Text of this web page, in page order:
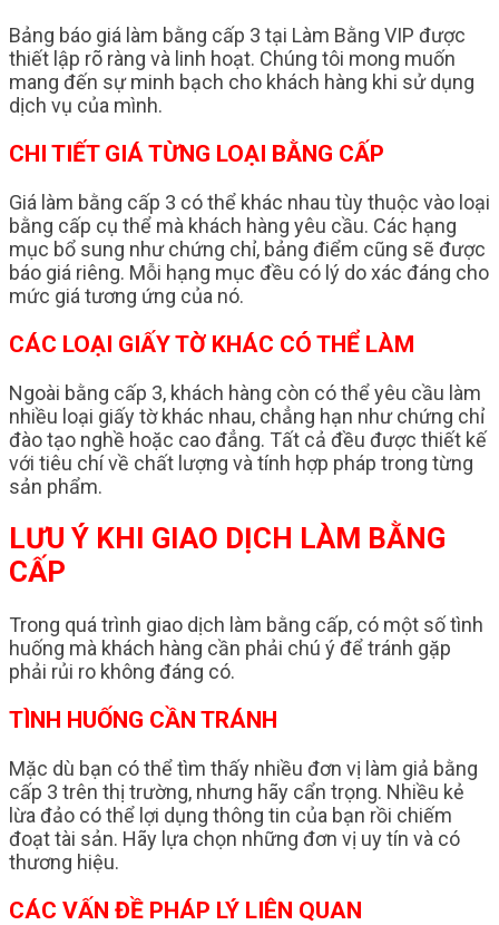
Bảng báo giá làm bằng cấp 3 tại Làm Bằng VIP được
thiết lập rõ ràng và linh hoạt. Chúng tôi mong muốn
mang đến sự minh bạch cho khách hàng khi sử dụng
dịch vụ của mình.
CHI TIẾT GIÁ TỪNG LOẠI BẰNG CẤP
Giá làm bằng cấp 3 có thể khác nhau tùy thuộc vào loại
bằng cấp cụ thể mà khách hàng yêu cầu. Các hạng
mục bổ sung như chứng chỉ, bảng điểm cũng sẽ được
báo giá riêng. Mỗi hạng mục đều có lý do xác đáng cho
mức giá tương ứng của nó.
CÁC LOẠI GIẤY TỜ KHÁC CÓ THỂ LÀM
Ngoài bằng cấp 3, khách hàng còn có thể yêu cầu làm
nhiều loại giấy tờ khác nhau, chẳng hạn như chứng chỉ
đào tạo nghề hoặc cao đẳng. Tất cả đều được thiết kế
với tiêu chí về chất lượng và tính hợp pháp trong từng
sản phẩm.
LƯU Ý KHI GIAO DỊCH LÀM BẰNG
CẤP
Trong quá trình giao dịch làm bằng cấp, có một số tình
huống mà khách hàng cần phải chú ý để tránh gặp
phải rủi ro không đáng có.
TÌNH HUỐNG CẦN TRÁNH
Mặc dù bạn có thể tìm thấy nhiều đơn vị làm giả bằng
cấp 3 trên thị trường, nhưng hãy cẩn trọng. Nhiều kẻ
lừa đảo có thể lợi dụng thông tin của bạn rồi chiếm
đoạt tài sản. Hãy lựa chọn những đơn vị uy tín và có
thương hiệu.
CÁC VẤN ĐỀ PHÁP LÝ LIÊN QUAN